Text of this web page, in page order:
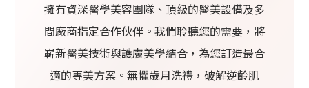
擁有資深醫學美容團隊、頂級的醫美設備及多
間廠商指定合作伙伴。我們聆聽您的需要，將
嶄新醫美技術與護膚美學結合，為您訂造最合
適的專美方案。無懼歲月洗禮，破解逆齡肌